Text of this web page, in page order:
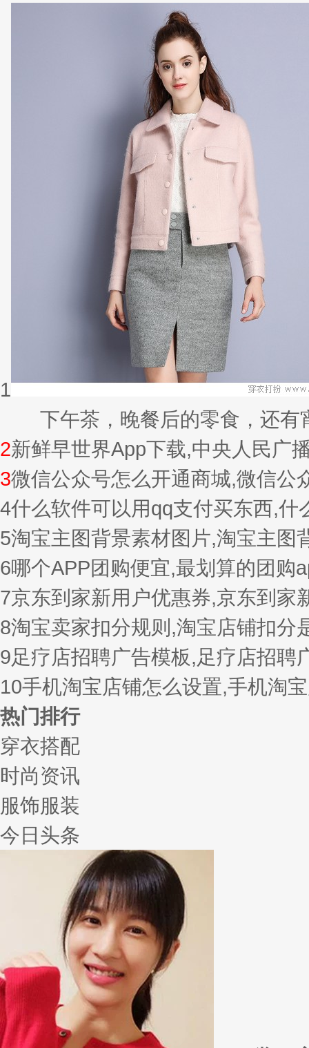
1
下午茶，晚餐后的零食，还有
2新鲜早世界App下载,中央人民广
3微信公众号怎么开通商城,微信公
4什么软件可以用qq支付买东西,什
5淘宝主图背景素材图片,淘宝主图
6哪个APP团购便宜,最划算的团购
7京东到家新用户优惠券,京东到家
8淘宝卖家扣分规则,淘宝店铺扣分
9足疗店招聘广告模板,足疗店招聘
10手机淘宝店铺怎么设置,手机淘
热门排行
穿衣搭配
时尚资讯
服饰服装
今日头条